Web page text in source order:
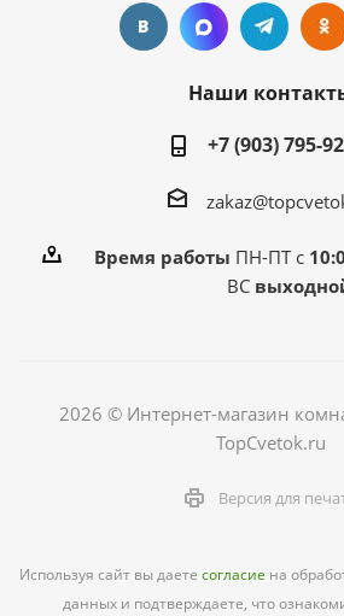
Наши
+7 (903) 795-
Время работы ПН-ПТ с
ВС
2026 © Интернет-магазин
TopCvetok.ru
Версия для
Используя сайт вы даете согласие на
данных и подтверждаете, что